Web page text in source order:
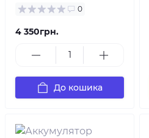
0
4 350грн.
До кошика